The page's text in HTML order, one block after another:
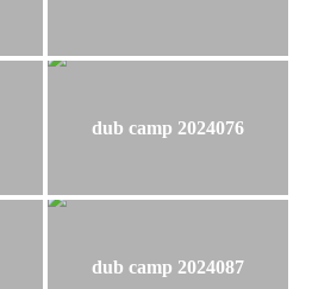
dub camp 2024076
dub camp 2024087